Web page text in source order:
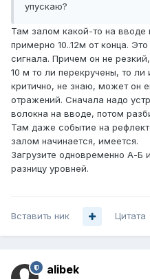
упускаю?
Там залом какой-то на вводе
примерно 10..12м от конца.
сигнала. Причем он не
10 м то ли перекручены, то ли
критично, не знаю, может он
отражений. Сначала надо
волокна на вводе, потом
Там даже событие на
залом начинается, имеется.
Загрузите одновременно А-Б
разницу уровней.
Вставить ник Цитата
alibek